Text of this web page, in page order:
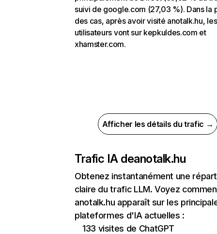
suivi de google.com (27,03 %). Dans la
des cas, après avoir visité anotalk.hu, les
utilisateurs vont sur kepkuldes.com et
xhamster.com.
Afficher les détails du trafic →
Trafic IA deanotalk.hu
Obtenez instantanément une
claire du trafic LLM. Voyez
anotalk.hu apparaît sur les
plateformes d'IA actuelles :
133 visites de ChatGPT